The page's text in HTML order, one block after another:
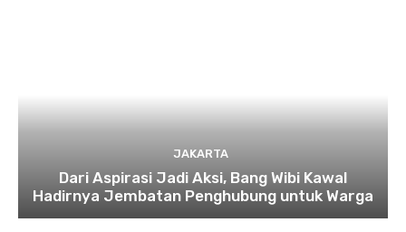
JAKARTA
Dari Aspirasi Jadi Aksi, Bang Wibi Kawal
Hadirnya Jembatan Penghubung untuk Warga